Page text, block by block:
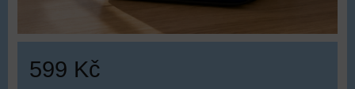
599 Kč